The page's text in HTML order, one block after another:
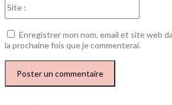
Enregistrer mon nom, email et site web
la prochaine fois que je commenterai.